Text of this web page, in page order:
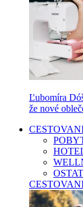
Ľubomíra
že nové